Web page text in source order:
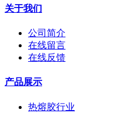
关于我们
公司简介
在线留言
在线反馈
产品展示
热熔胶行业